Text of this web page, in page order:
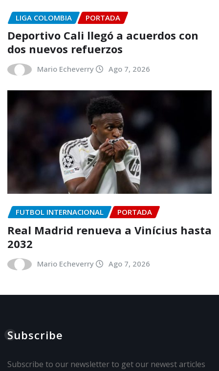
LIGA COLOMBIA PORTADA
Deportivo Cali llegó a acuerdos con
dos nuevos refuerzos
Mario Echeverry Ago 7, 2026
FUTBOL INTERNACIONAL PORTADA
Real Madrid renueva a Vinícius hasta
2032
Mario Echeverry Ago 7, 2026
Subscribe
Subscribe to our newsletter to get our newest articles